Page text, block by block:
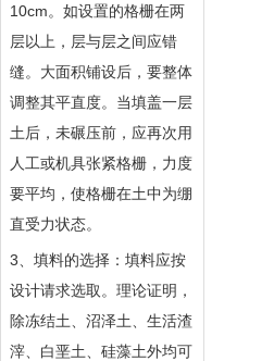
10cm。如设置的格栅在两
层以上，层与层之间应错
缝。大面积铺设后，要整体
调整其平直度。当填盖一层
土后，未碾压前，应再次用
人工或机具张紧格栅，力度
要平均，使格栅在土中为绷
直受力状态。
3、填料的选择：填料应按
设计请求选取。理论证明，
除冻结土、沼泽土、生活渣
滓、白垩土、硅藻土外均可